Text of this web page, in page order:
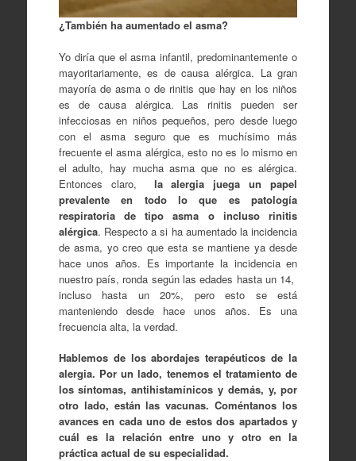
¿También ha aumentado el asma?
Yo diría que el asma infantil, predominantemente o
mayoritariamente, es de causa alérgica. La gran
mayoría de asma o de rinitis que hay en los niños
es de causa alérgica. Las rinitis pueden ser
infecciosas en niños pequeños, pero desde luego
con el asma seguro que es muchísimo más
frecuente el asma alérgica, esto no es lo mismo en
el adulto, hay mucha asma que no es alérgica.
Entonces claro, la alergia juega un papel
prevalente en todo lo que es patología
respiratoria de tipo asma o incluso rinitis
alérgica. Respecto a si ha aumentado la incidencia
de asma, yo creo que esta se mantiene ya desde
hace unos años. Es importante la incidencia en
nuestro país, ronda según las edades hasta un 14,
incluso hasta un 20%, pero esto se está
manteniendo desde hace unos años. Es una
frecuencia alta, la verdad.
Hablemos de los abordajes terapéuticos de la
alergia. Por un lado, tenemos el tratamiento de
los síntomas, antihistamínicos y demás, y, por
otro lado, están las vacunas. Coméntanos los
avances en cada uno de estos dos apartados y
cuál es la relación entre uno y otro en la
práctica actual de su especialidad.